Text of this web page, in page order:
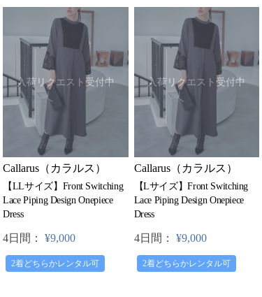
入荷リクエスト受付中
Callarus（カラルス）
【LLサイズ】Front Switching
Lace Piping Design Onepiece
Dress
4日間： ¥9,000
2着どちらかレンタル可
入荷リクエスト受付中
Callarus（カラルス）
【Lサイズ】Front Switching
Lace Piping Design Onepiece
Dress
4日間： ¥9,000
2着どちらかレンタル可